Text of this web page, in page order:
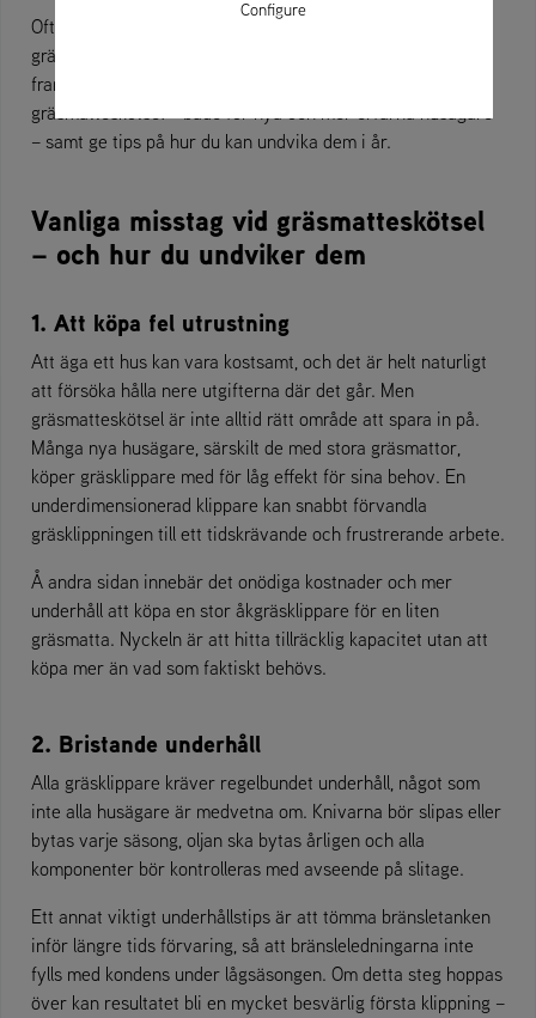
Ofta kan det som verkar vara lite extra omsorg om
gräsmattan i själva verket skada gräset. Därför vill vi lyfta
fram några av de vanligaste misstagen inom
gräsmatteskötsel – både för nya och mer erfarna husägare
– samt ge tips på hur du kan undvika dem i år.
Vanliga misstag vid gräsmatteskötsel
– och hur du undviker dem
1. Att köpa fel utrustning
Att äga ett hus kan vara kostsamt, och det är helt naturligt
att försöka hålla nere utgifterna där det går. Men
gräsmatteskötsel är inte alltid rätt område att spara in på.
Många nya husägare, särskilt de med stora gräsmattor,
köper gräsklippare med för låg effekt för sina behov. En
underdimensionerad klippare kan snabbt förvandla
gräsklippningen till ett tidskrävande och frustrerande arbete.
Å andra sidan innebär det onödiga kostnader och mer
underhåll att köpa en stor åkgräsklippare för en liten
gräsmatta. Nyckeln är att hitta tillräcklig kapacitet utan att
köpa mer än vad som faktiskt behövs.
2. Bristande underhåll
Alla gräsklippare kräver regelbundet underhåll, något som
inte alla husägare är medvetna om. Knivarna bör slipas eller
bytas varje säsong, oljan ska bytas årligen och alla
komponenter bör kontrolleras med avseende på slitage.
Ett annat viktigt underhållstips är att tömma bränsletanken
inför längre tids förvaring, så att bränsleledningarna inte
fylls med kondens under lågsäsongen. Om detta steg hoppas
över kan resultatet bli en mycket besvärlig första klippning –
Configure